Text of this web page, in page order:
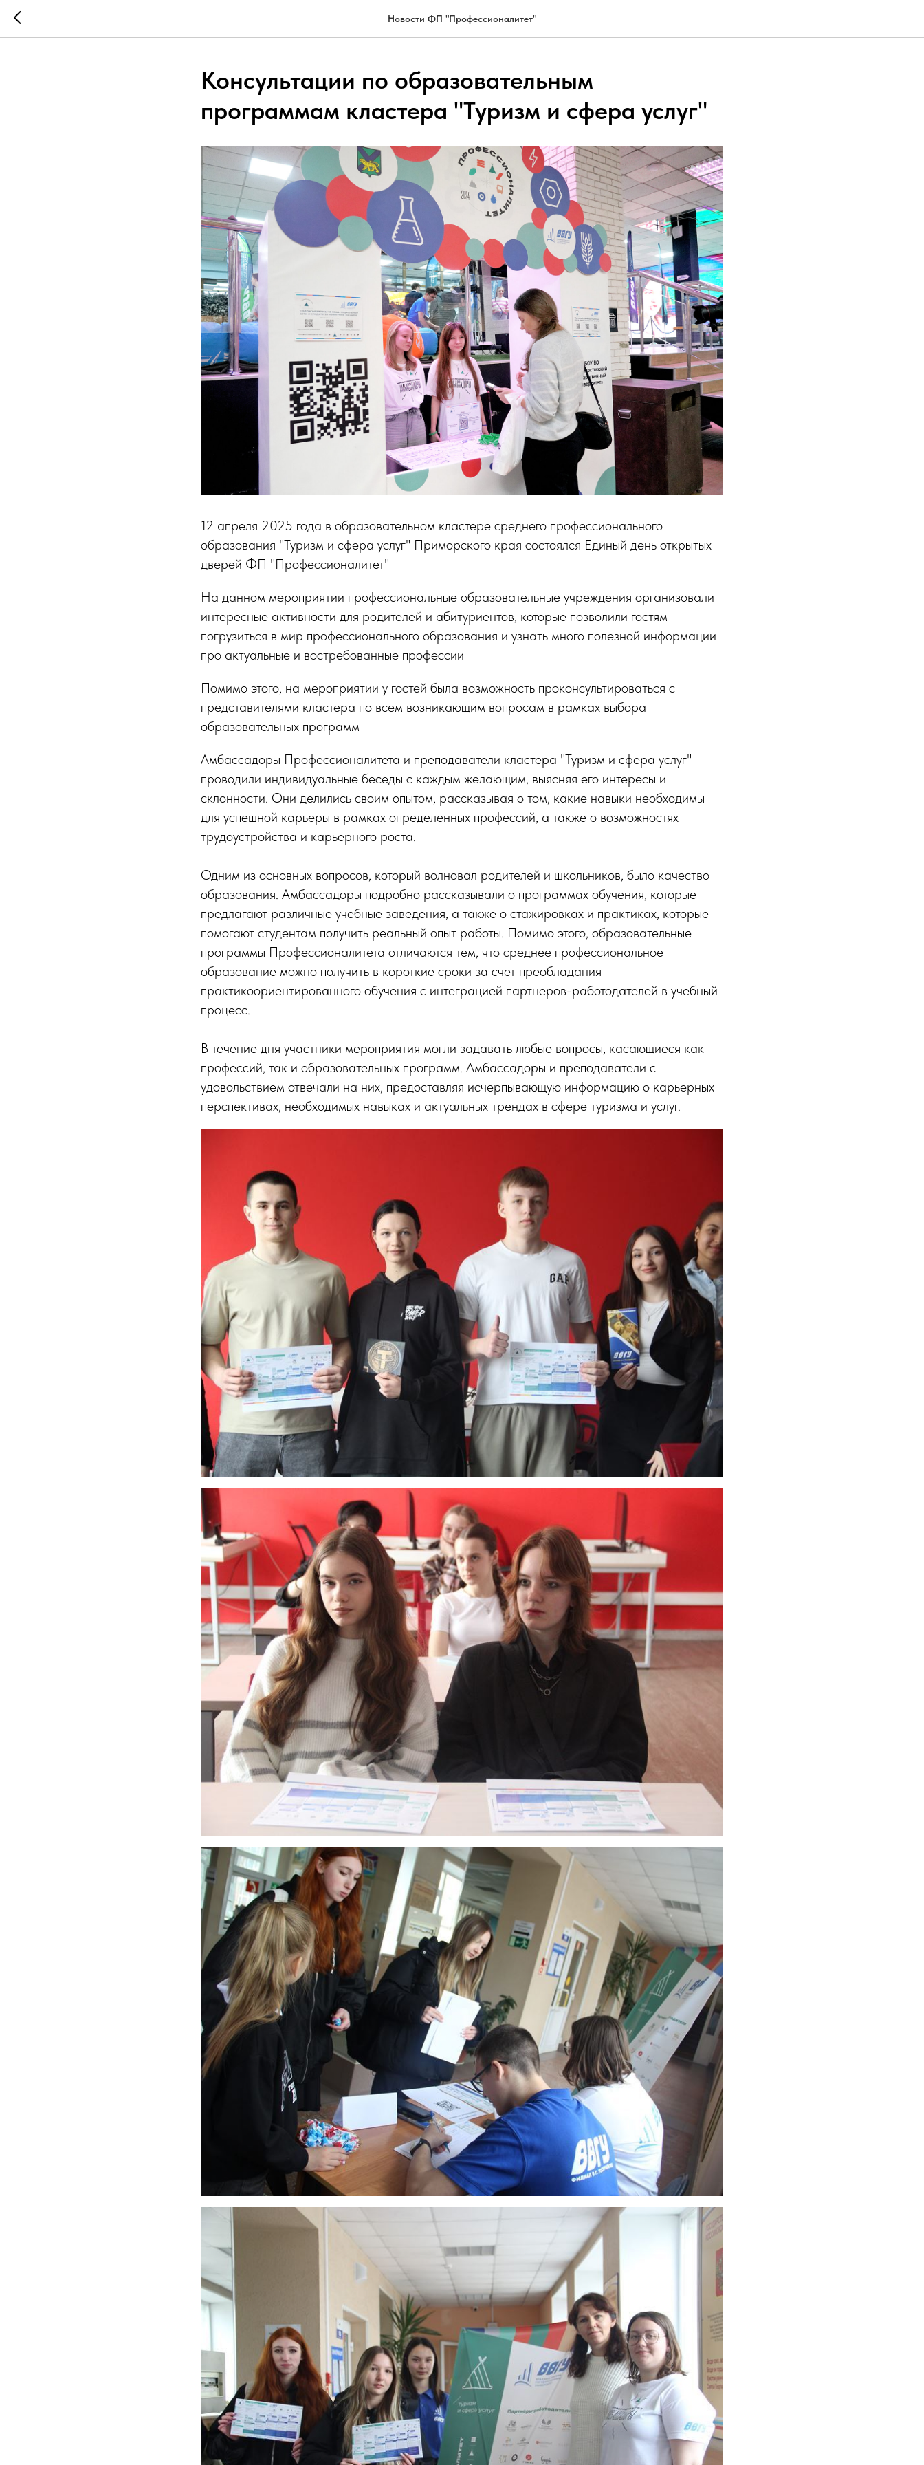
Новости ФП "Профессионалитет"
Консультации по образовательным
программам кластера "Туризм и сфера услуг"
12 апреля 2025 года в образовательном кластере среднего профессионального
образования "Туризм и сфера услуг" Приморского края состоялся Единый день открытых
дверей ФП "Профессионалитет"
На данном мероприятии профессиональные образовательные учреждения организовали
интересные активности для родителей и абитуриентов, которые позволили гостям
погрузиться в мир профессионального образования и узнать много полезной информации
про актуальные и востребованные профессии
Помимо этого, на мероприятии у гостей была возможность проконсультироваться с
представителями кластера по всем возникающим вопросам в рамках выбора
образовательных программ
Амбассадоры Профессионалитета и преподаватели кластера "Туризм и сфера услуг"
проводили индивидуальные беседы с каждым желающим, выясняя его интересы и
склонности. Они делились своим опытом, рассказывая о том, какие навыки необходимы
для успешной карьеры в рамках определенных профессий, а также о возможностях
трудоустройства и карьерного роста.
Одним из основных вопросов, который волновал родителей и школьников, было качество
образования. Амбассадоры подробно рассказывали о программах обучения, которые
предлагают различные учебные заведения, а также о стажировках и практиках, которые
помогают студентам получить реальный опыт работы. Помимо этого, образовательные
программы Профессионалитета отличаются тем, что среднее профессиональное
образование можно получить в короткие сроки за счет преобладания
практикоориентированного обучения с интеграцией партнеров-работодателей в учебный
процесс.
В течение дня участники мероприятия могли задавать любые вопросы, касающиеся как
профессий, так и образовательных программ. Амбассадоры и преподаватели с
удовольствием отвечали на них, предоставляя исчерпывающую информацию о карьерных
перспективах, необходимых навыках и актуальных трендах в сфере туризма и услуг.